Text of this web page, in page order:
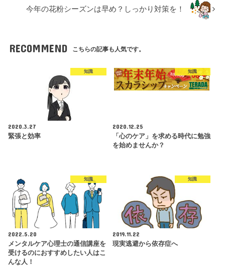
今年の花粉シーズンは早め？しっかり対策を！
RECOMMEND こちらの記事も人気です。
知識
2020.3.27
緊張と効率
知識
2020.12.25
「心のケア」を求める時代に勉強
を始めませんか？
知識
2022.5.20
メンタルケア心理士の通信講座を
受けるのにおすすめしたい人はこ
んな人！
知識
2019.11.22
現実逃避から依存症へ